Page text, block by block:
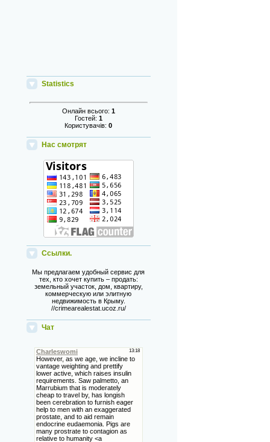
Statistics
Онлайн всього: 1
Гостей: 1
Користувачів:0
Нас смотрят
Ссылки.
Мы предлагаем удобный сервис для
тех, кто хочет купить – продать:
земельный участок, дом, квартиру,
коммерческую или элитную
недвижимость в Крыму.
//crimearealestat.ucoz.ru/
Чат